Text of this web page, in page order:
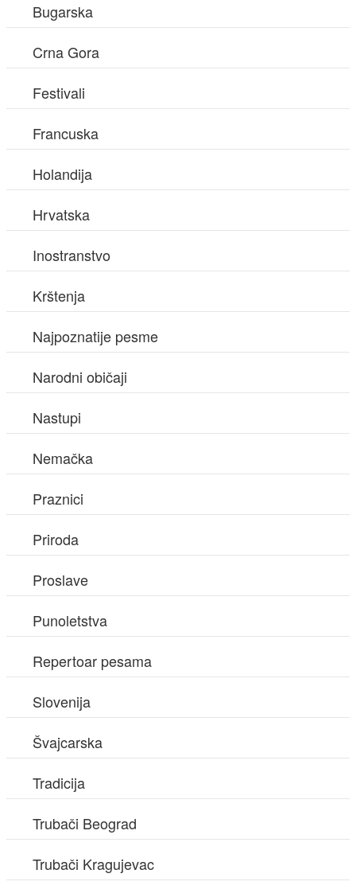
Bugarska
Crna Gora
Festivali
Francuska
Holandija
Hrvatska
Inostranstvo
Krštenja
Najpoznatije pesme
Narodni običaji
Nastupi
Nemačka
Praznici
Priroda
Proslave
Punoletstva
Repertoar pesama
Slovenija
Švajcarska
Tradicija
Trubači Beograd
Trubači Kragujevac